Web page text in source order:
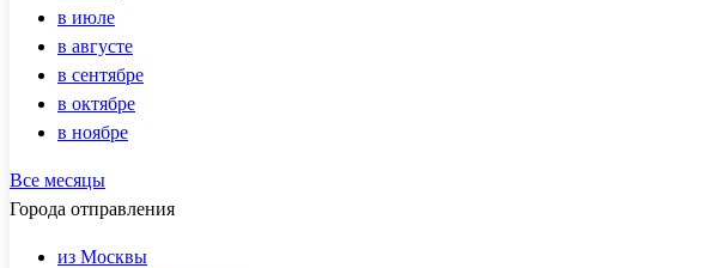
в июле
в августе
в сентябре
в октябре
в ноябре
Все месяцы
Города отправления
из Москвы